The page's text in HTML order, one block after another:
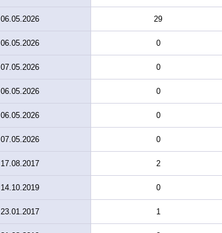
06.05.2026 29
06.05.2026 0
07.05.2026 0
06.05.2026 0
06.05.2026 0
07.05.2026 0
17.08.2017 2
14.10.2019 0
23.01.2017 1